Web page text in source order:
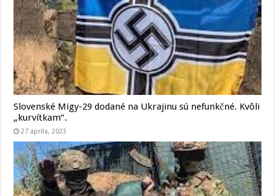
Slovenské Migy-29 dodané na Ukrajinu sú nefunkčné. Kvôli
„kurvítkam“.
27 apríla, 2023